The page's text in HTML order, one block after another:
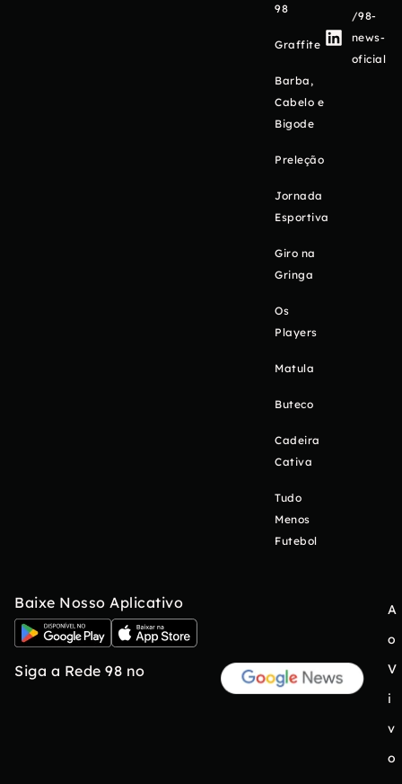
98
Graffite
Barba,
Cabelo e
Bigode
Preleção
Jornada
Esportiva
Giro na
Gringa
Os
Players
Matula
Buteco
Cadeira
Cativa
Tudo
Menos
Futebol
/98-
news-
oficial
Baixe Nosso Aplicativo
Siga a Rede 98 no
A
o
V
i
v
o